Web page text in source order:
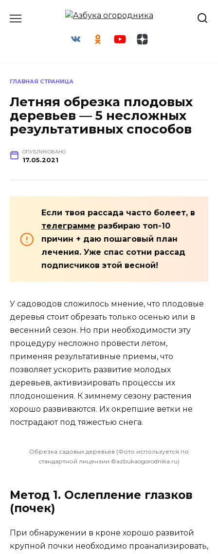
ГЛАВНАЯ СТРАНИЦА
Летняя обрезка плодовых
деревьев — 5 несложных
результативных способов
ОПУБЛИКОВАНО
17.05.2021
Если твоя рассада часто болеет, в
телеграмме разбираю топ-10
причин + даю пошаговый план
лечения. Уже спас сотни рассад
подписчиков этой весной!
У садоводов сложилось мнение, что плодовые
деревья стоит обрезать только осенью или в
весенний сезон. Но при необходимости эту
процедуру несложно провести летом,
применяя результативные приемы, что
позволяет ускорить развитие молодых
деревьев, активизировать процессы их
плодоношения. К зимнему сезону растения
хорошо развиваются. Их окрепшие ветки не
пострадают под тяжестью снега.
Обрезка садовых деревьев (Фото используется по
стандартной лицензии ©azbukaogorodnika.ru)
Метод 1. Ослепление глазков
(почек)
При обнаружении в кроне хорошо развитой
крупной почки необходимо проанализировать,